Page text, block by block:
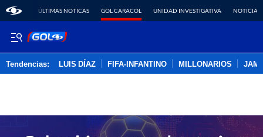
ÚLTIMAS NOTICAS GOL CARACOL UNIDAD INVESTIGATIVA NOTICIAS
Tendencias: LUIS DÍAZ FIFA-INFANTINO MILLONARIOS